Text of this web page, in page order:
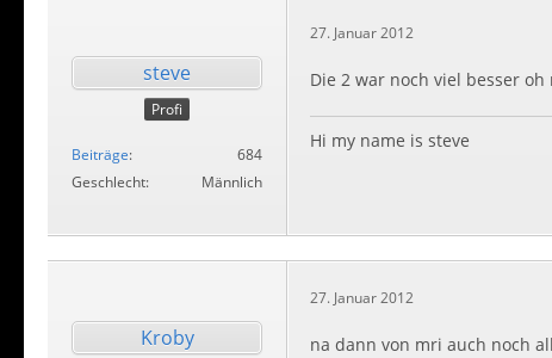
steve
Profi
Beiträge
684
Geschlecht
Männlich
27. Januar 2012
Die 2 war noch viel besser
Hi my name is steve
Kroby
27. Januar 2012
na dann von mri auch noch